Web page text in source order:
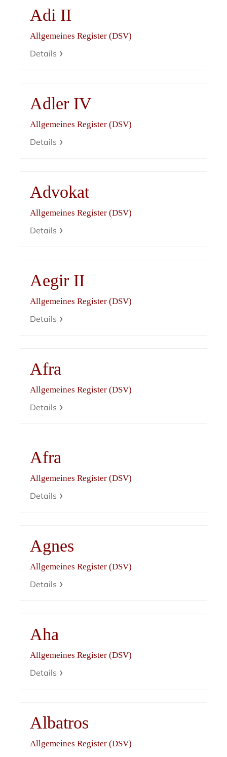
Adi II
Allgemeines Register (DSV)
Details
Adler IV
Allgemeines Register (DSV)
Details
Advokat
Allgemeines Register (DSV)
Details
Aegir II
Allgemeines Register (DSV)
Details
Afra
Allgemeines Register (DSV)
Details
Afra
Allgemeines Register (DSV)
Details
Agnes
Allgemeines Register (DSV)
Details
Aha
Allgemeines Register (DSV)
Details
Albatros
Allgemeines Register (DSV)